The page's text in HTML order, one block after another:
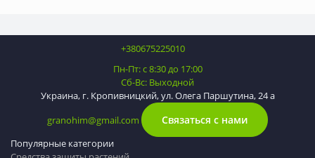
+380675225010
Пн-Пт: с 8:30 до 17:00
Сб-Вс: Выходной
Украина, г. Кропивницкий, ул. Олега Паршутина, 24 а
granohim@gmail.com
Связаться с нами
Популярные категории